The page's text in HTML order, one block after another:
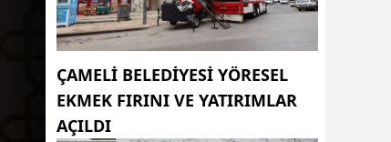
ÇAMELI BELEDIYESI YÖRESEL
EKMEK FIRINI VE YATIRIMLAR
AÇILDI